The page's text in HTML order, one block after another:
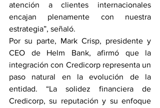
atención a clientes internacionales
encajan plenamente con nuestra
estrategia”, señaló.
Por su parte, Mark Crisp, presidente y
CEO de Helm Bank, afirmó que la
integración con Credicorp representa un
paso natural en la evolución de la
entidad. “La solidez financiera de
Credicorp, su reputación y su enfoque